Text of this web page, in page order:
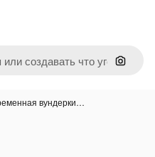
Поиск
вундерки…